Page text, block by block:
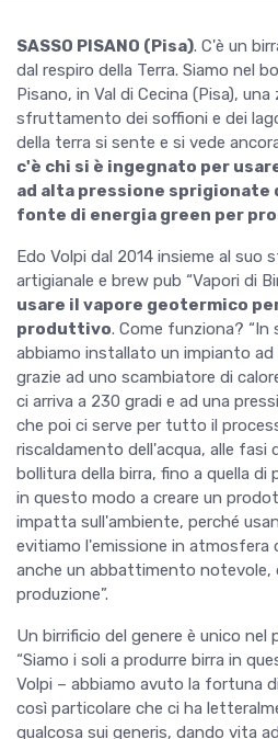
SASSO PISANO (Pisa). C'è un
dal respiro della Terra. Siamo nel
Pisano, in Val di Cecina (Pisa),
sfruttamento dei soffioni e dei
della terra si sente e si vede
c'è chi si è ingegnato per
ad alta pressione sprigionate
fonte di energia green per
Edo Volpi dal 2014 insieme al suo
artigianale e brew pub “Vapori di
usare il vapore geotermico
produttivo. Come funziona? “In
abbiamo installato un impianto
grazie ad uno scambiatore di
ci arriva a 230 gradi e ad una
che poi ci serve per tutto il
riscaldamento dell'acqua, alle fasi
bollitura della birra, fino a quella di
in questo modo a creare un
impatta sull'ambiente, perché
evitiamo l'emissione in atmosfera
anche un abbattimento notevole,
produzione”.
Un birrificio del genere è unico nel
“Siamo i soli a produrre birra in
Volpi – abbiamo avuto la fortuna
così particolare che ci ha
qualcosa sui generis, dando vita